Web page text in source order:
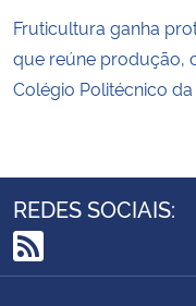
Fruticultura ganha
que reúne produção,
Colégio Politécnico da
REDES SOCIAIS:
RSS